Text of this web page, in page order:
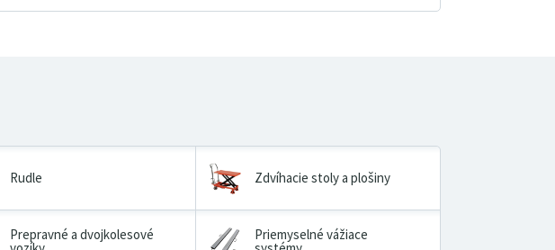
Rudle Zdvíhacie stoly a plošiny
Prepravné a dvojkolesové Priemyselné vážiace